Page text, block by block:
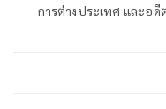
การต่างประเทศ และอดี